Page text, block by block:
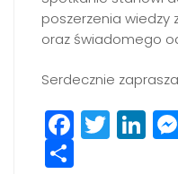
poszerzenia wiedzy
oraz świadomego
Serdecznie
Share